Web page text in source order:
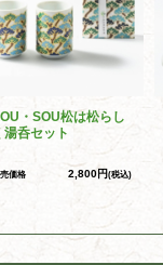
・SOU松は松らし
湯呑セット
価格 2,800円(税込)